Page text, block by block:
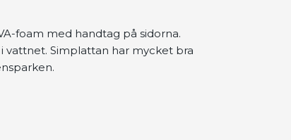
foam med handtag på sidorna.
Simplattan har mycket bra